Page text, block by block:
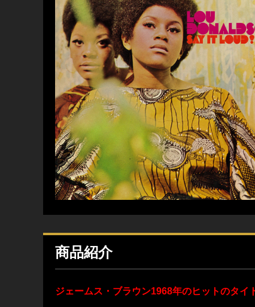
商品紹介
ジェームス・ブラウン1968年のヒットのタイ